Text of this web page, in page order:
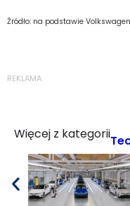
Źródło: na podstawie Volkswagen
REKLAMA
Więcej z kategorii